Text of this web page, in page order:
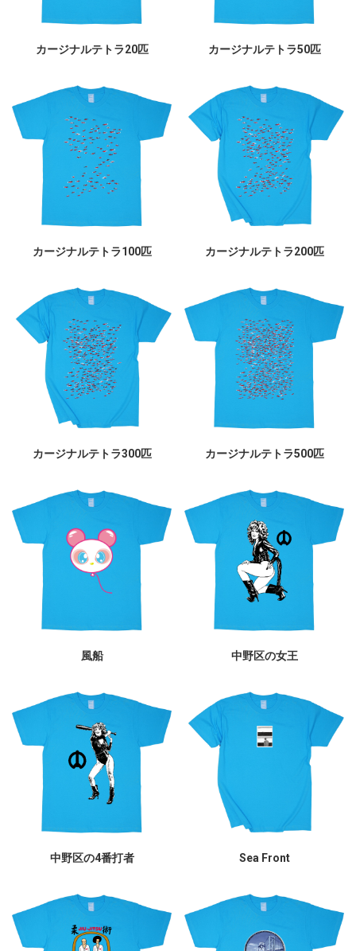
カージナルテトラ20匹 カージナルテトラ50匹
カージナルテトラ100匹 カージナルテトラ200匹
カージナルテトラ300匹 カージナルテトラ500匹
風船 中野区の女王
中野区の4番打者 Sea Front